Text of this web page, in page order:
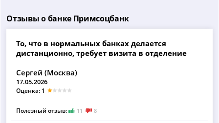
Отзывы о банке Примсоцбанк
​То, что в нормальных банках делается
дистанционно, требует визита в отделение
Сергей (Москва)
17.05.2026
Оценка: 1
Полезный отзыв: 11 8